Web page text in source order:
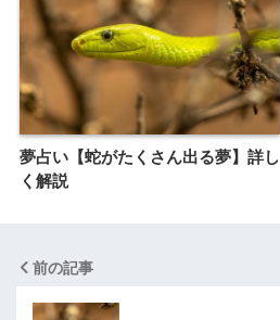
夢占い【蛇がたくさん出る夢】詳し
く解説
前の記事